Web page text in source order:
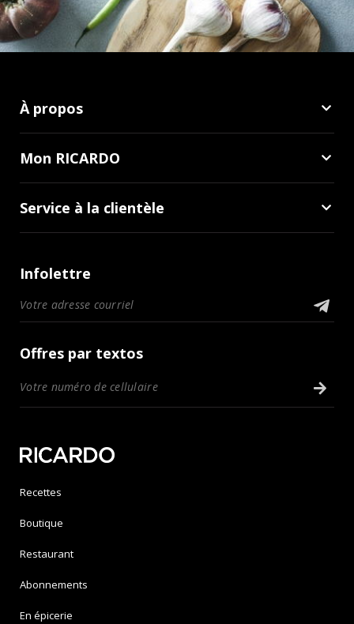
À propos
Mon RICARDO
Service à la clientèle
Infolettre
Offres par textos
Recettes
Boutique
Restaurant
Abonnements
En épicerie